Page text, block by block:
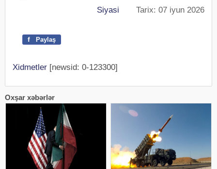
Siyasi Tarix: 07 iyun 2026
f Paylaş
Xidmetler [newsid: 0-123300]
Oxşar xəbərlər